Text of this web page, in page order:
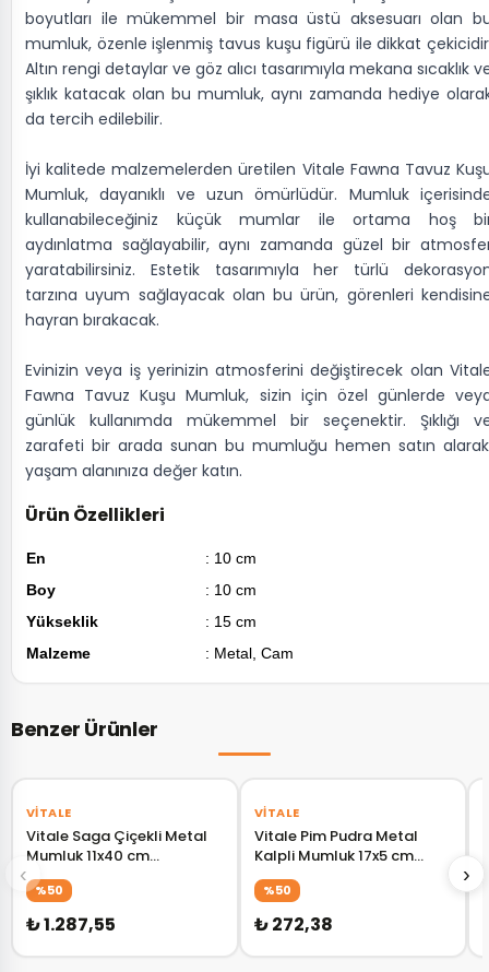
boyutları ile mükemmel bir masa üstü aksesuarı olan
mumluk, özenle işlenmiş tavus kuşu figürü ile dikkat
Altın rengi detaylar ve göz alıcı tasarımıyla mekana sıcaklık
şıklık katacak olan bu mumluk, aynı zamanda hediye
da tercih edilebilir.
İyi kalitede malzemelerden üretilen Vitale Fawna Tavuz
Mumluk, dayanıklı ve uzun ömürlüdür. Mumluk
kullanabileceğiniz küçük mumlar ile ortama hoş
aydınlatma sağlayabilir, aynı zamanda güzel bir
yaratabilirsiniz. Estetik tasarımıyla her türlü
tarzına uyum sağlayacak olan bu ürün, görenleri
hayran bırakacak.
Evinizin veya iş yerinizin atmosferini değiştirecek olan
Fawna Tavuz Kuşu Mumluk, sizin için özel günlerde
günlük kullanımda mükemmel bir seçenektir. Şıklığı
zarafeti bir arada sunan bu mumluğu hemen satın
yaşam alanınıza değer katın.
Ürün Özellikleri
En
: 10 cm
Boy
: 10 cm
Yükseklik
: 15 cm
Malzeme
: Metal, Cam
Benzer Ürünler
‹ ›
VITALE
Vitale Saga Çiçekli Metal
Mumluk 11x40 cm
AK.GA0022
%50
₺ 1.287,55
VITALE
Vitale Pim Pudra Metal
Kalpli Mumluk 17x5 cm
AK.EZ0083
%50
₺ 272,38